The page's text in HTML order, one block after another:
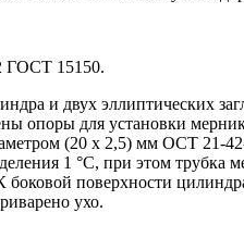
ГОСТ 15150.
и двух
для установки
(20 х 2,5) мм ОСТ 21-
1 °С, при этом трубка
боковой поверхности
ухо.